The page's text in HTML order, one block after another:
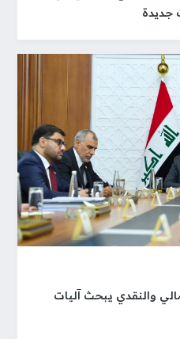
جديدة
والنقدي يبحث آليات